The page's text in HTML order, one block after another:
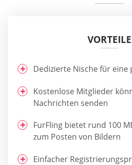
VORTEILE
Dedizierte Nische für eine
Kostenlose Mitglieder
Nachrichten senden
FurFling bietet rund 100
zum Posten von Bildern
Einfacher